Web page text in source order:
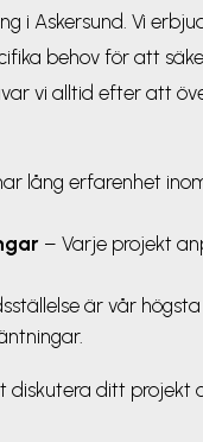
i Askersund. Vi
behov för att
vi alltid efter att
lång erfarenhet
– Varje projekt
är vår
diskutera ditt projekt